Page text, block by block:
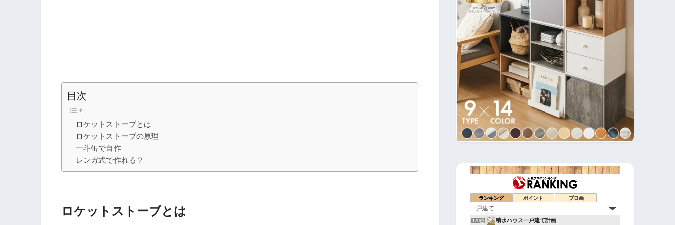
目次
ロケットストーブとは
ロケットストーブの原理
一斗缶で自作
レンガ式で作れる？
ロケットストーブとは
ランキング ポイント ブロ画
建具バカのマイホームの理想と現実。 |
50才で自分の理想の家を建てました
168位 holly tunes
169位
170位 積水ハウス一戸建て計画